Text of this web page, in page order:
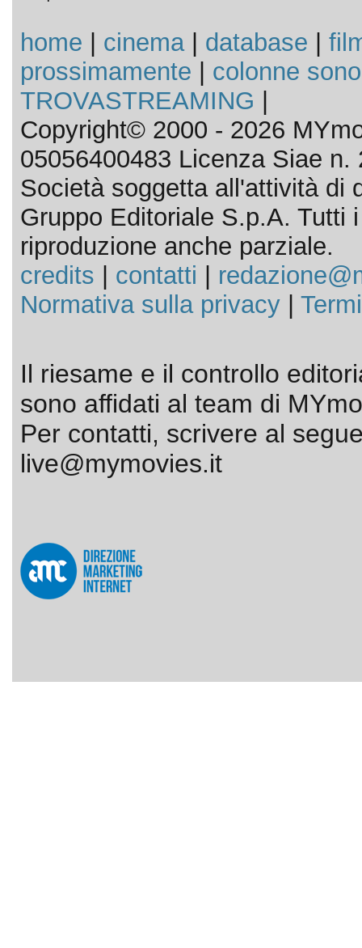
home cinema| database
prossimamente
colonne
TROVASTREAMING
Copyright© 2000 - 2026
05056400483 Licenza Siae n.
Società soggetta all'attività di
Gruppo Editoriale S.p.A. Tutti
riproduzione anche parziale.
credits
contatti
Normativa sulla privacy|
Il riesame e il controllo
sono affidati al team di
Per contatti, scrivere al
live@mymovies.it